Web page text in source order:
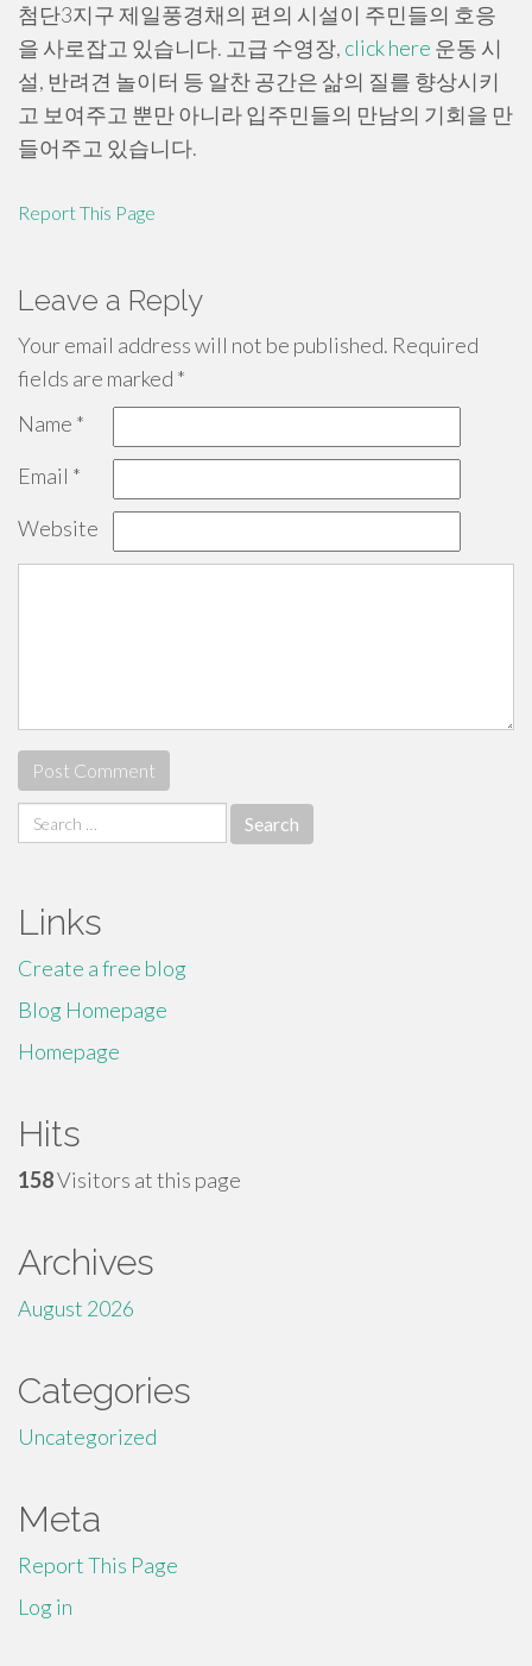
첨단3지구 제일풍경채의 편의 시설이 주민들의 호응
을 사로잡고 있습니다. 고급 수영장, click here 운동 시
설, 반려견 놀이터 등 알찬 공간은 삶의 질를 향상시키
고 보여주고 뿐만 아니라 입주민들의 만남의 기회을 만
들어주고 있습니다.
Report This Page
Leave a Reply
Your email address will not be published. Required
fields are marked *
Name *
Email *
Website
Search
for:
Links
Create a free blog
Blog Homepage
Homepage
Hits
158Visitors at this page
Archives
August 2026
Categories
Uncategorized
Meta
Report This Page
Log in